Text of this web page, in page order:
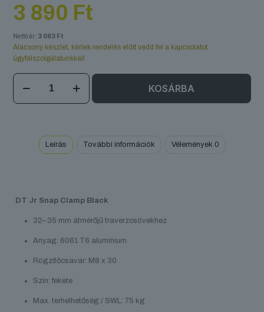
3 890 Ft
Nettó ár: 3 063 Ft
Alacsony készlet, kérlek rendelés előtt vedd fel a kapcsolatot
ügyfélszolgálatunkkal!
DT
Snap
mennyiség
KOSÁRBA
Leírás További információk Vélemények 0
DT Jr Snap Clamp Black
32–35 mm átmérőjű traverzcsövekhez
Anyag: 6061 T6 alumínium
Rögzítőcsavar: M8 x 30
Szín: fekete
Max. terhelhetőség / SWL: 75 kg